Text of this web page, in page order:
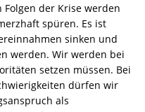
der Krise werden
spüren. Es ist
sinken und
werden. Wir werden bei
setzen müssen. Bei
dürfen wir
als